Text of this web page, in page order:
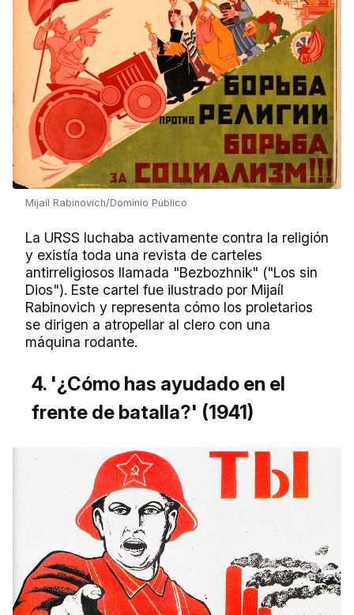
Mijaíl Rabinovich/Dominio Público
La URSS luchaba activamente contra la religión
y existía toda una revista de carteles
antirreligiosos llamada "Bezbozhnik" ("Los sin
Dios"). Este cartel fue ilustrado por Mijaíl
Rabinovich y representa cómo los proletarios
se dirigen a atropellar al clero con una
máquina rodante.
4. '¿Cómo has ayudado en el
frente de batalla?' (1941)